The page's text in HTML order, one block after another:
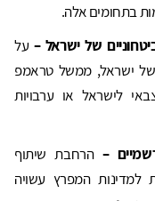
בתחומים אלה.
של ישראל –על
של ישראל, ממשל טראמפ
לישראל או ערבויות
רשמיים –הרחבת שיתוף
למדינות המפרץ עשויה